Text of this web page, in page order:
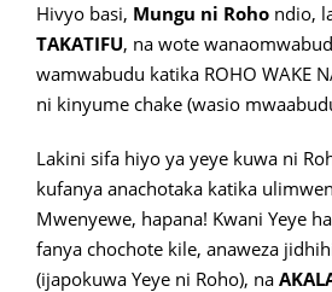
Hivyo basi, Mungu ni Roho ndio,
TAKATIFU, na wote
wamwabudu katika ROHO WAKE
ni kinyume chake (wasio
Lakini sifa hiyo ya yeye kuwa ni
kufanya anachotaka katika
Mwenyewe, hapana! Kwani Yeye
fanya chochote kile, anaweza
(ijapokuwa Yeye ni Roho), na